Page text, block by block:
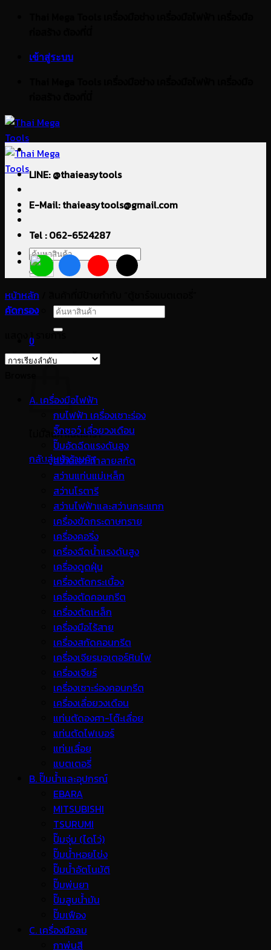
เข้าสู่ระบบ
ค้นหา:
ค้นหา:
0
ตะกร้าสินค้า
ไม่มีสินค้าในตะกร้า
กลับสู่หน้าร้านค้า
LINE: @thaieasytools
E-Mail: thaieasytools@gmail.com
Tel : 062-6524287
หน้าหลัก
คัดกรอง
แสดง 1 รายการ
A. เครื่องมือไฟฟ้า
กบไฟฟ้า เครื่องเซาะร่อง
จิ๊กซอว์ เลื่อยวงเดือน
ปั๊มอัดฉีดแรงดันสูง
สว่านเจาะทำลายสกัด
สว่านแท่นแม่เหล็ก
สว่านโรตารี
สว่านไฟฟ้าและสว่านกระแทก
เครื่องขัดกระดาษทราย
เครื่องคอริ่ง
เครื่องฉีดน้ำแรงดันสูง
เครื่องดูดฝุ่น
เครื่องตัดกระเบื้อง
เครื่องตัดคอนกรีต
เครื่องตัดเหล็ก
เครื่องมือไร้สาย
เครื่องสกัดคอนกรีต
เครื่องเจียรมอเตอร์หินไฟ
เครื่องเจียร์
เครื่องเซาะร่องคอนกรีต
เครื่องเลื่อยวงเดือน
แท่นตัดองศา-โต๊ะเลื่อย
แท่นตัดไฟเบอร์
แท่นเลื่อย
แบตเตอรี่
B. ปั๊มน้ำและอุปกรณ์
EBARA
MITSUBISHI
TSURUMI
ปั๊มจุ่ม (ไดโว่)
ปั๊มน้ำหอยโข่ง
ปั๊มน้ำอัตโนมัติ
ปั๊มพ่นยา
ปั๊มสูบน้ำมัน
ปั๊มเฟือง
C. เครื่องมือลม
กาพ่นสี